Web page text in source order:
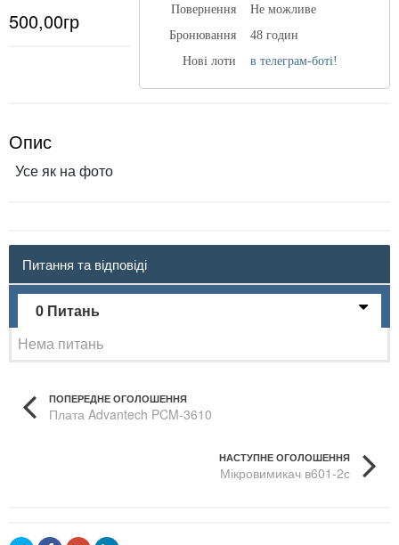
500,00гр
Повернення
Не можливе
Бронювання
48 годин
Нові лоти
в телеграм-боті!
Опис
Усе як на фото
Питання та відповіді
0 Питань
Нема питань
ПОПЕРЕДНЕ ОГОЛОШЕННЯ
Плата Advantech PCM-3610
НАСТУПНЕ ОГОЛОШЕННЯ
Мікровимикач в601-2с